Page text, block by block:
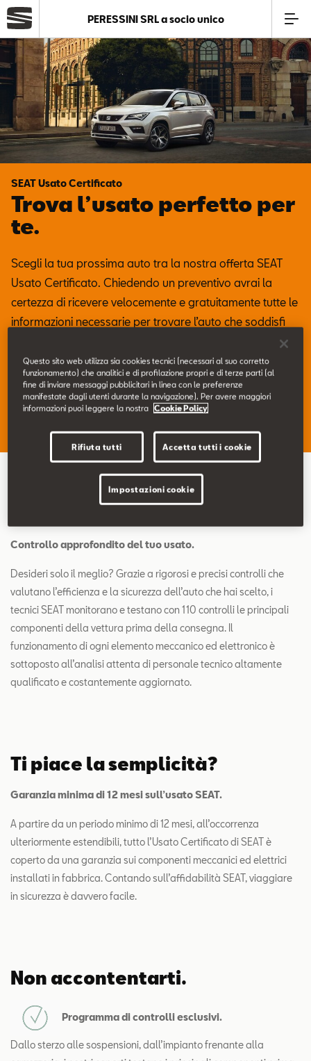
Azienda
Modelli
Offerte
Service
Business
Contatti
Configuratore
PERESSINI SRL a socio unico
SEAT Usato Certificato
Trova l’usato perfetto per
te.
Scegli la tua prossima auto tra la nostra offerta SEAT
Usato Certificato. Chiedendo un preventivo avrai la
certezza di ricevere velocemente e gratuitamente tutte le
informazioni necessarie per trovare l’auto che soddisfi
tutte le tue esigenze, certificata da controlli di qualità e
dalla migliore assistenza ufficiale.
Ricerca veicoli usati
Controllo approfondito del tuo usato.
Desideri solo il meglio? Grazie a rigorosi e precisi controlli che
valutano l’efficienza e la sicurezza dell’auto che hai scelto, i
tecnici SEAT monitorano e testano con 110 controlli le principali
componenti della vettura prima della consegna. Il
funzionamento di ogni elemento meccanico ed elettronico è
sottoposto all’analisi attenta di personale tecnico altamente
qualificato e costantemente aggiornato.
Ti piace la semplicità?
Garanzia minima di 12 mesi sull’usato SEAT.
A partire da un periodo minimo di 12 mesi, all’occorrenza
ulteriormente estendibili, tutto l’Usato Certificato di SEAT è
coperto da una garanzia sui componenti meccanici ed elettrici
installati in fabbrica. Contando sull’affidabilità SEAT, viaggiare
in sicurezza è davvero facile.
Non accontentarti.
Programma di controlli esclusivi.
Dallo sterzo alle sospensioni, dall’impianto frenante alla
Questo sito web utilizza sia cookies tecnici (necessari al suo corretto
funzionamento) che analitici e di profilazione propri e di terze parti (al
fine di inviare messaggi pubblicitari in linea con le preferenze
manifestate dagli utenti durante la navigazione). Per avere maggiori
informazioni puoi leggere la nostra
Cookie Policy
Rifiuta tutti Accetta tutti i cookie
Impostazioni cookie